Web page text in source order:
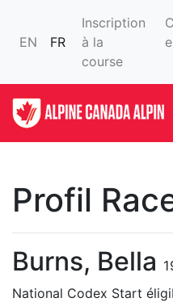
EN FR
Inscription
à la
course
Profil
Burns, Bella
National Codex Start